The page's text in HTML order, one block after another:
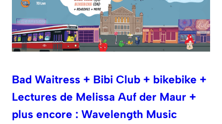
Bad Waitress + Bibi Club + bikebike +
Lectures de Melissa Auf der Maur +
plus encore : Wavelength Music